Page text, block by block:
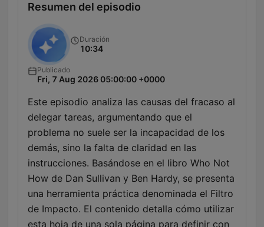
Resumen del episodio
Duración
10:34
Publicado
Fri, 7 Aug 2026 05:00:00 +0000
Este episodio analiza las causas del fracaso al
delegar tareas, argumentando que el
problema no suele ser la incapacidad de los
demás, sino la falta de claridad en las
instrucciones. Basándose en el libro Who Not
How de Dan Sullivan y Ben Hardy, se presenta
una herramienta práctica denominada el Filtro
de Impacto. El contenido detalla cómo utilizar
esta hoja de una sola página para definir con